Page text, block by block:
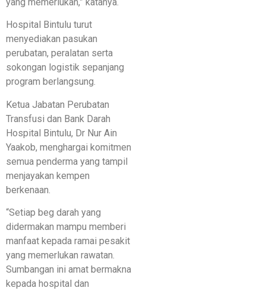
Hospital Bintulu turut
menyediakan pasukan
perubatan, peralatan serta
sokongan logistik sepanjang
program berlangsung.
Ketua Jabatan Perubatan
Transfusi dan Bank Darah
Hospital Bintulu, Dr Nur Ain
Yaakob, menghargai komitmen
semua penderma yang tampil
menjayakan kempen
berkenaan.
“Setiap beg darah yang
didermakan mampu memberi
manfaat kepada ramai pesakit
yang memerlukan rawatan.
Sumbangan ini amat bermakna
kepada hospital dan